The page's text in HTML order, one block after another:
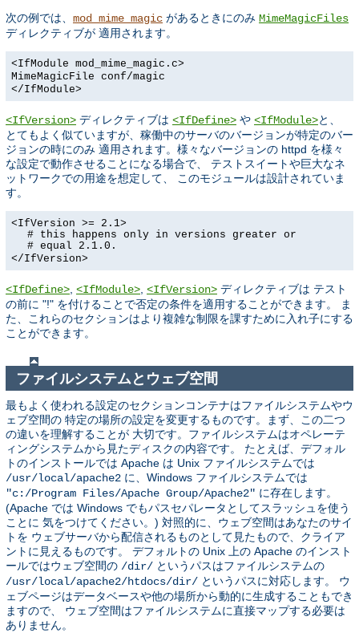
次の例では、 mod_mime_magic があるときにのみ MimeMagicFiles
ディレクティブが 適用されます。
<IfModule mod_mime_magic.c>
MimeMagicFile conf/magic
</IfModule>
<IfVersion> ディレクティブは <IfDefine> や <IfModule>と、
とてもよく似ていますが、稼働中のサーバのバージョンが特定のバー
ジョンの時にのみ 適用されます。様々なバージョンの httpd を様々
な設定で動作させることになる場合で、 テストスイートや巨大なネ
ットワークでの用途を想定して、 このモジュールは設計されていま
す。
<IfVersion >= 2.1>
# this happens only in versions greater or
# equal 2.1.0.
</IfVersion>
<IfDefine> <IfModule> <IfVersion> ディレクティブは テスト
の前に "!" を付けることで否定の条件を適用することができます。 ま
た、これらのセクションはより複雑な制限を課すために入れ子にする
ことができます。
ファイルシステムとウェブ空間
最もよく使われる設定のセクションコンテナはファイルシステムやウ
ェブ空間の 特定の場所の設定を変更するものです。まず、この二つ
の違いを理解することが 大切です。ファイルシステムはオペレーテ
ィングシステムから見たディスクの内容です。 たとえば、デフォル
トのインストールでは Apache は Unix ファイルシステムでは
/usr/local/apache2 に、Windows ファイルシステムでは
"c:/Program Files/Apache Group/Apache2" に存在します。
(Apache では Windows でもパスセパレータとしてスラッシュを使う
ことに 気をつけてください。) 対照的に、ウェブ空間はあなたのサイ
トを ウェブサーバから配信されるものとして見たもので、クライア
ントに見えるものです。 デフォルトの Unix 上の Apache のインスト
ールではウェブ空間の /dir/ というパスはファイルシステムの
/usr/local/apache2/htdocs/dir/ というパスに対応します。 ウ
ェブページはデータベースや他の場所から動的に生成することもでき
ますので、 ウェブ空間はファイルシステムに直接マップする必要は
ありません。